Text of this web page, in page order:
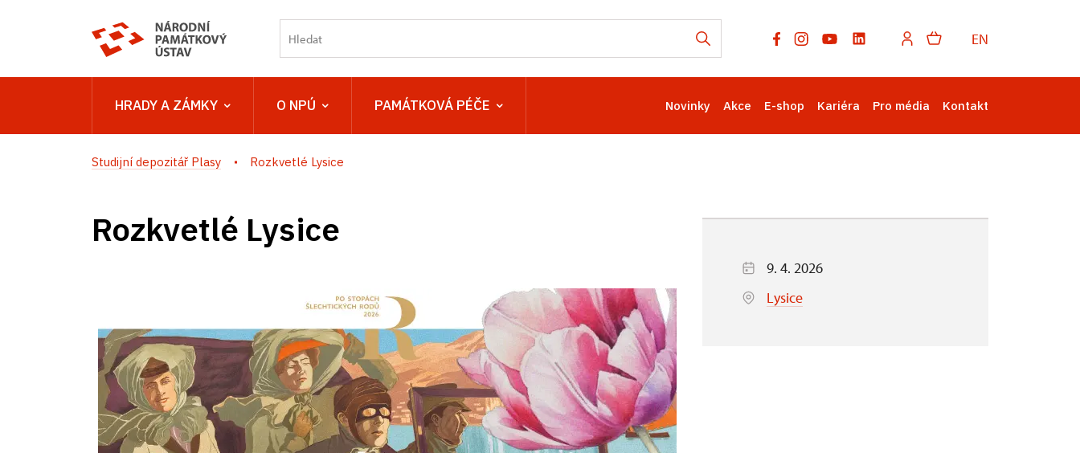
EN
HRADY A ZÁMKY O NPÚ PAMÁTKOVÁ PÉČE Novinky Akce E-shop Kariéra Pro média Kontakt
Studijní depozitář Plasy Rozkvetlé Lysice
Rozkvetlé Lysice
9. 4. 2026
Lysice